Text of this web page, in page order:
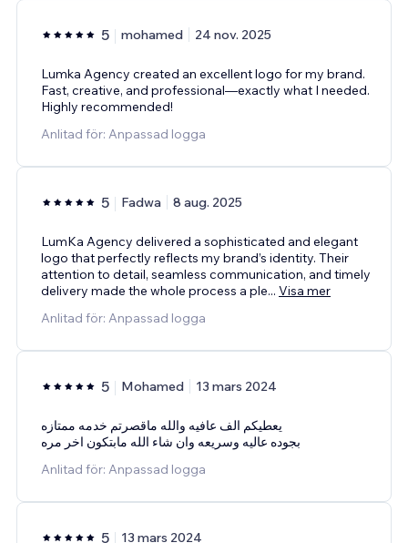
5 mohamed 24 nov. 2025
Lumka Agency created an excellent logo for my brand.
Fast, creative, and professional—exactly what I needed.
Highly recommended!
Anlitad för: Anpassad logga
5 Fadwa 8 aug. 2025
LumKa Agency delivered a sophisticated and elegant
logo that perfectly reflects my brand’s identity. Their
attention to detail, seamless communication, and timely
delivery made the whole process a ple... Visa mer
Anlitad för: Anpassad logga
5 Mohamed 13 mars 2024
يعطيكم الف عافيه والله ماقصرتم خدمه ممتازه
بجوده عاليه وسريعه وان شاء الله مابتكون اخر مره
Anlitad för: Anpassad logga
5 13 mars 2024